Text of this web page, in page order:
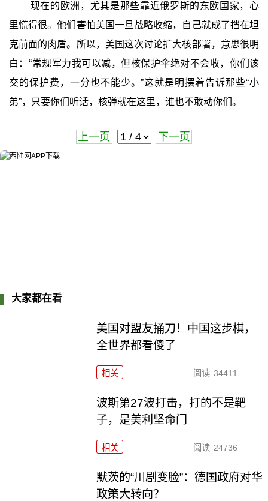
现在的欧洲，尤其是那些靠近俄罗斯的东欧国家，心
里慌得很。他们害怕美国一旦战略收缩，自己就成了挡在坦
克前面的肉盾。所以，美国这次讨论扩大核部署，意思很明
白：“常规军力我可以减，但核保护伞绝对不会收，你们该
交的保护费，一分也不能少。”这就是明摆着告诉那些“小
弟”，只要你们听话，核弹就在这里，谁也不敢动你们。
上一页 下一页
大家都在看
美国对盟友捅刀！中国这步棋，
全世界都看傻了
相关 阅读 34411
波斯第27波打击，打的不是靶
子，是美利坚命门
相关 阅读 24736
默茨的“川剧变脸”：德国政府对华
政策大转向？